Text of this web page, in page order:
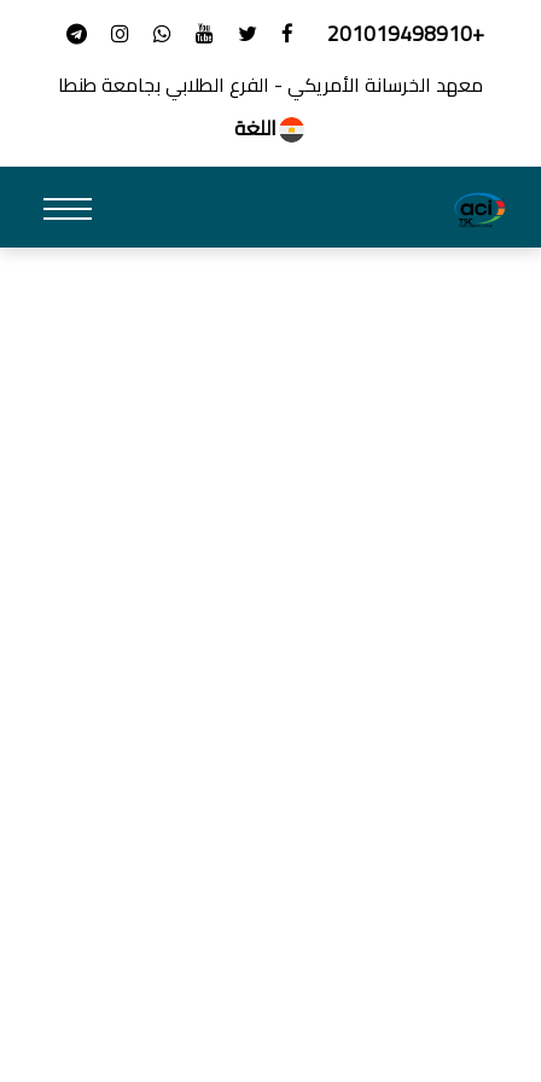
+201019498910
معهد الخرسانة الأمريكي - الفرع الطلابي بجامعة طنطا
اللغة